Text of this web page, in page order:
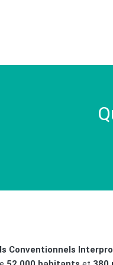
Conventionnels